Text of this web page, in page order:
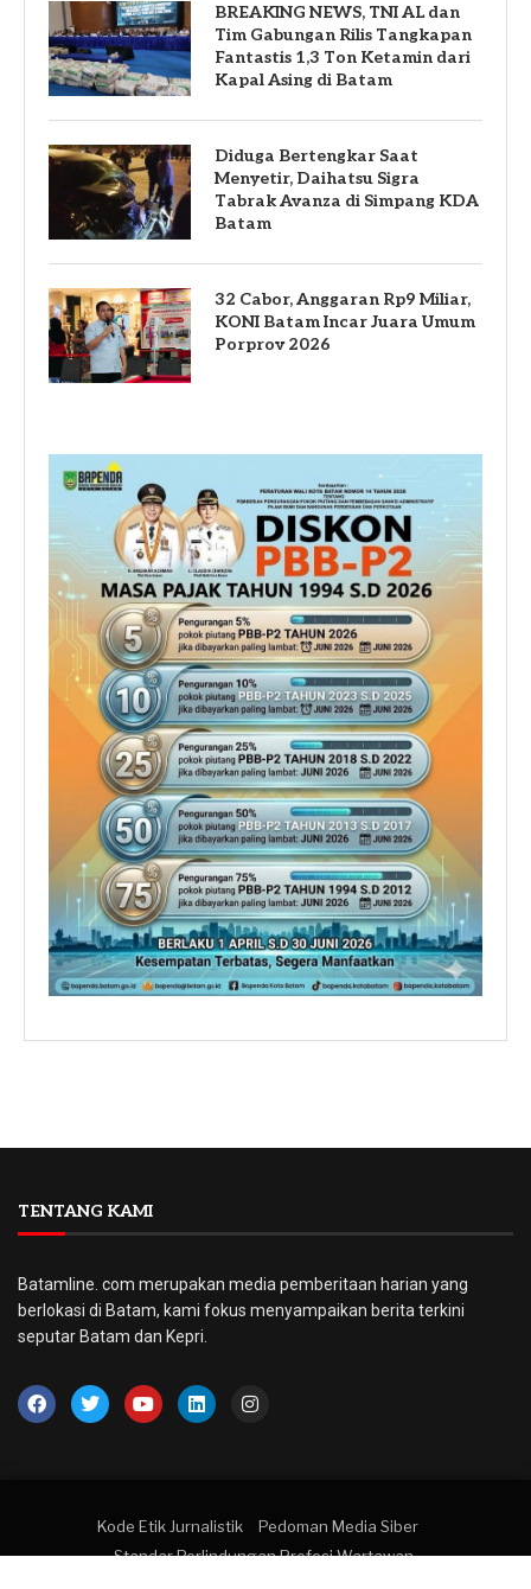
BREAKING NEWS, TNI AL dan
Tim Gabungan Rilis Tangkapan
Fantastis 1,3 Ton Ketamin dari
Kapal Asing di Batam
Diduga Bertengkar Saat
Menyetir, Daihatsu Sigra
Tabrak Avanza di Simpang KDA
Batam
32 Cabor, Anggaran Rp9 Miliar,
KONI Batam Incar Juara Umum
Porprov 2026
TENTANG KAMI
Batamline. com merupakan media pemberitaan harian yang
berlokasi di Batam, kami fokus menyampaikan berita terkini
seputar Batam dan Kepri.
Kode Etik Jurnalistik
Pedoman Media Siber
Standar Perlindungan Profesi Wartawan